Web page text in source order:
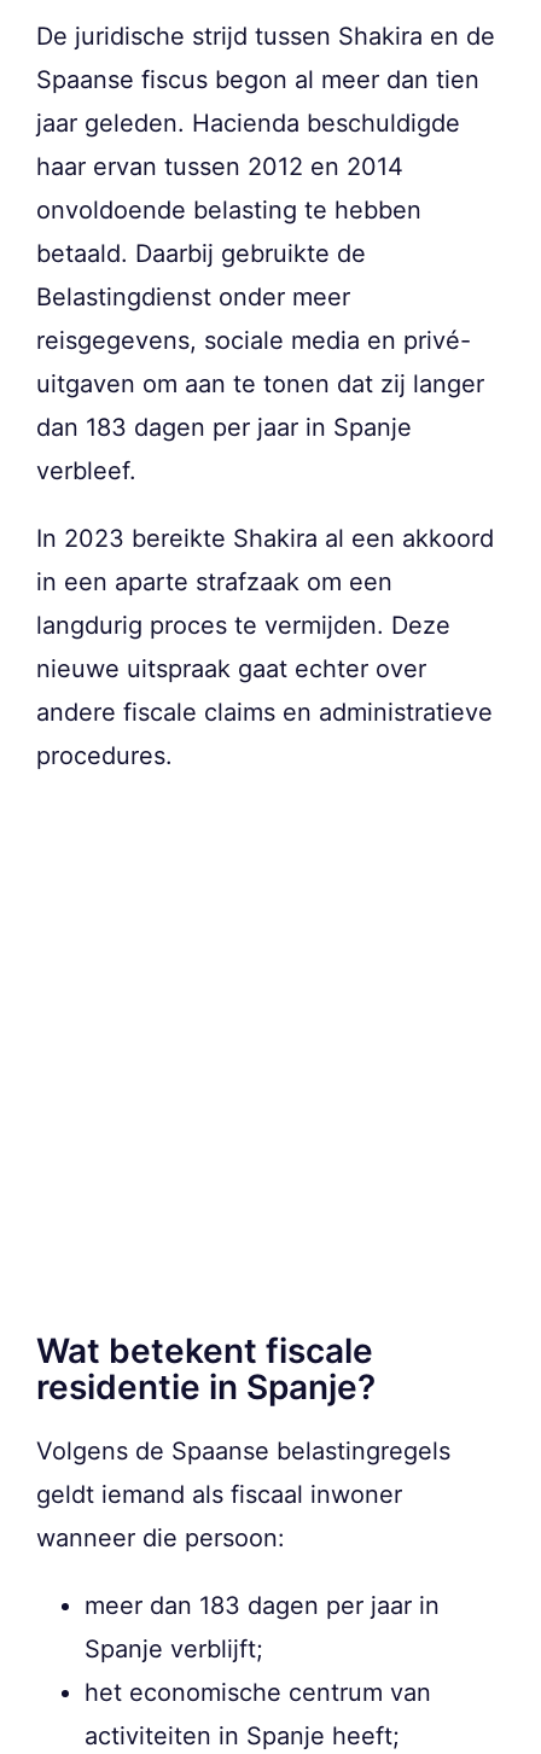
De juridische strijd tussen Shakira en de
Spaanse fiscus begon al meer dan tien
jaar geleden. Hacienda beschuldigde
haar ervan tussen 2012 en 2014
onvoldoende belasting te hebben
betaald. Daarbij gebruikte de
Belastingdienst onder meer
reisgegevens, sociale media en privé-
uitgaven om aan te tonen dat zij langer
dan 183 dagen per jaar in Spanje
verbleef.
In 2023 bereikte Shakira al een akkoord
in een aparte strafzaak om een
langdurig proces te vermijden. Deze
nieuwe uitspraak gaat echter over
andere fiscale claims en administratieve
procedures.
Wat betekent fiscale
residentie in Spanje?
Volgens de Spaanse belastingregels
geldt iemand als fiscaal inwoner
wanneer die persoon:
meer dan 183 dagen per jaar in
Spanje verblijft;
het economische centrum van
activiteiten in Spanje heeft;